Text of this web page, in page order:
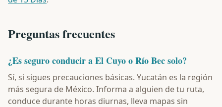
Preguntas frecuentes
¿Es seguro conducir a El Cuyo o Río Bec solo?
Sí, si sigues precauciones básicas. Yucatán es la región
más segura de México. Informa a alguien de tu ruta,
conduce durante horas diurnas, lleva mapas sin